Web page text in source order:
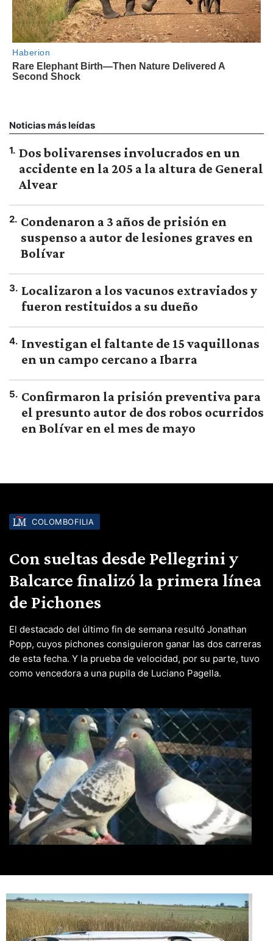
Noticias más leídas
1. Dos bolivarenses involucrados en un
accidente en la 205 a la altura de General
Alvear
2. Condenaron a 3 años de prisión en
suspenso a autor de lesiones graves en
Bolívar
3. Localizaron a los vacunos extraviados y
fueron restituidos a su dueño
4. Investigan el faltante de 15 vaquillonas
en un campo cercano a Ibarra
5. Confirmaron la prisión preventiva para
el presunto autor de dos robos ocurridos
en Bolívar en el mes de mayo
COLOMBOFILIA
Con sueltas desde Pellegrini y
Balcarce finalizó la primera línea
de Pichones
El destacado del último fin de semana resultó Jonathan
Popp, cuyos pichones consiguieron ganar las dos carreras
de esta fecha. Y la prueba de velocidad, por su parte, tuvo
como vencedora a una pupila de Luciano Pagella.